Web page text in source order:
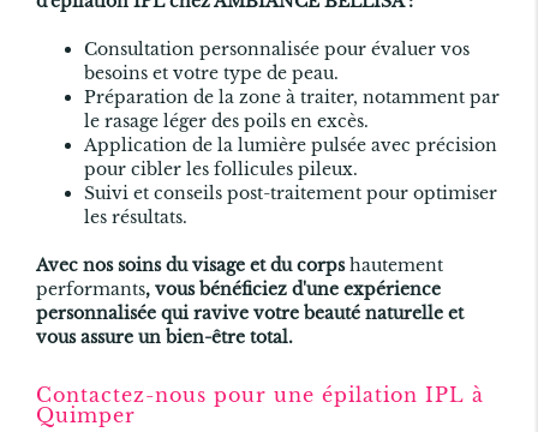
Consultation personnalisée pour évaluer vos
besoins et votre type de peau.
Préparation de la zone à traiter, notamment par
le rasage léger des poils en excès.
Application de la lumière pulsée avec précision
pour cibler les follicules pileux.
Suivi et conseils post-traitement pour optimiser
les résultats.
Avec nos soins du visage et du corpshautement
performants, vous bénéficiez d'une expérience
personnalisée qui ravive votre beauté naturelle et
vous assure un bien-être total.
Contactez-nous pour une épilation IPL à
Quimper